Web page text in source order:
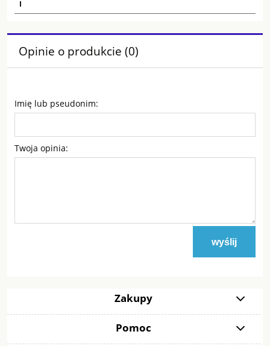
I
Opinie o produkcie (0)
Imię lub pseudonim:
Twoja opinia:
wyślij
Zakupy
Pomoc